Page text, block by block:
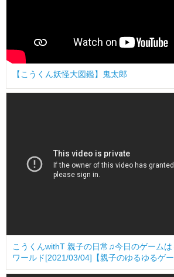
【こうくん妖怪大図鑑】鬼太郎
こうくんwithT 親子の日常♫今日のゲーム
ワールド[2021/03/04]【親子のゆるゆるゲー